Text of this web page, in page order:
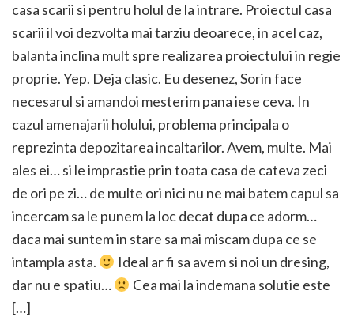
casa scarii si pentru holul de la intrare. Proiectul casa
scarii il voi dezvolta mai tarziu deoarece, in acel caz,
balanta inclina mult spre realizarea proiectului in regie
proprie. Yep. Deja clasic. Eu desenez, Sorin face
necesarul si amandoi mesterim pana iese ceva. In
cazul amenajarii holului, problema principala o
reprezinta depozitarea incaltarilor. Avem, multe. Mai
ales ei… si le imprastie prin toata casa de cateva zeci
de ori pe zi… de multe ori nici nu ne mai batem capul sa
incercam sa le punem la loc decat dupa ce adorm…
daca mai suntem in stare sa mai miscam dupa ce se
intampla asta.
Ideal ar fi sa avem si noi un dresing,
dar nu e spatiu…
Cea mai la indemana solutie este
[…]